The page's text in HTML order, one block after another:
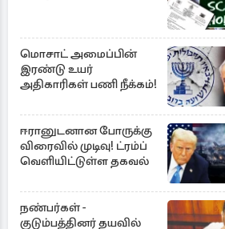
மொசாட் அமைப்பின்
இரண்டு உயர்
அதிகாரிகள் பணி நீக்கம்!
ஈரானுடனான போருக்கு
விரைவில் முடிவு! ட்ரம்ப்
வெளியிட்டுள்ள தகவல்
நண்பர்கள் -
குடும்பத்தினர் தயவில்